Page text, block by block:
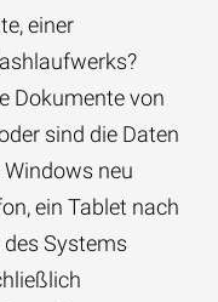
einer
Dokumente von
sind die Daten
neu
ein Tablet nach
Systems